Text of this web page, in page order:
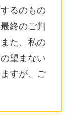
るのもの
終のご判
た、私の
望まない
すが、ご